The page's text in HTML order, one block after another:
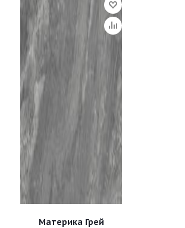
Материка Грей